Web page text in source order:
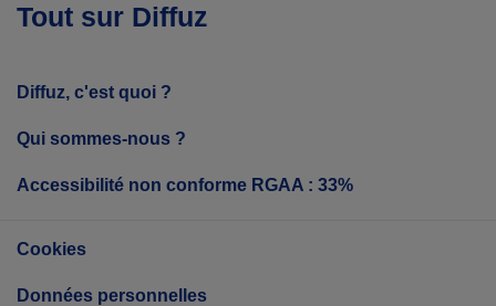
Tout sur Diffuz
Diffuz, c'est quoi ?
Qui sommes-nous ?
Accessibilité non conforme RGAA : 33%
Cookies
Données personnelles